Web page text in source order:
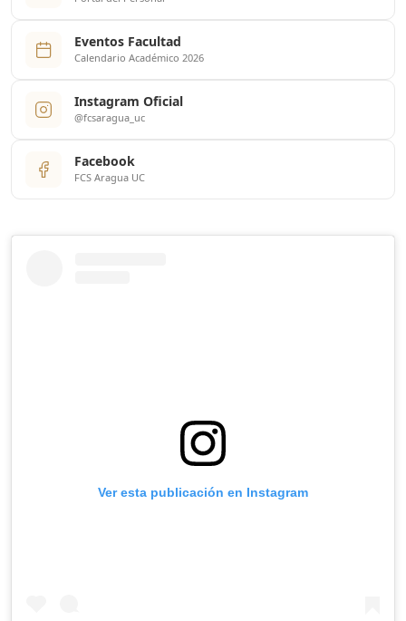
Eventos Facultad
Calendario Académico 2026
Instagram Oficial
@fcsaragua_uc
Facebook
FCS Aragua UC
Ver esta publicación en Instagram